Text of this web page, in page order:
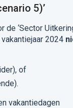
5)’
de ‘Sector
2024
of
vakantiedagen